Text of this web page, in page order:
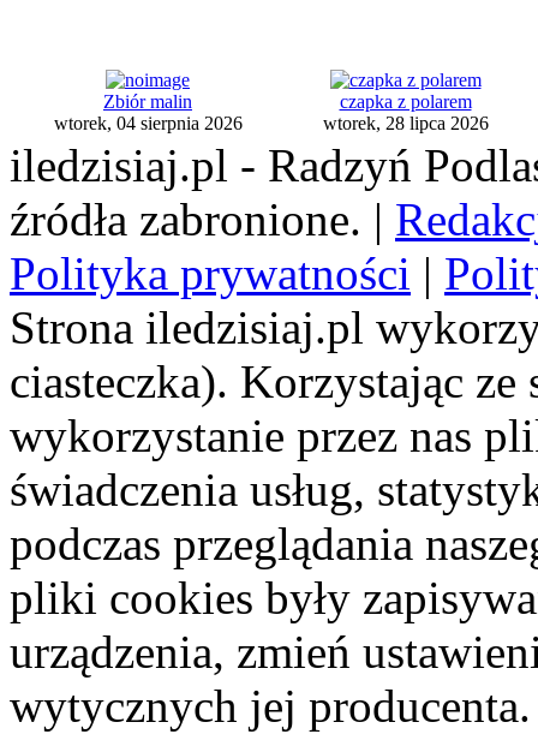
Zbiór malin
wtorek, 04 sierpnia 2026
czapka z polarem
wtorek, 28 lipca 2026
iledzisiaj.pl - Radzyń
źródła zabronione. |
Polityka prywatności |
Strona iledzisiaj.pl
ciasteczka). Korzystając
wykorzystanie przez nas
świadczenia usług,
podczas przeglądania
pliki cookies były
urządzenia, zmień
wytycznych jej producenta.